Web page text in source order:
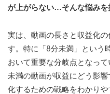
が上がらない…そんな悩みを
実は、動画の長さと収益化
す。特に「8分未満」という
おいて重要な分岐点となっ
未満の動画が収益にどう影
化するための戦略をわかりや